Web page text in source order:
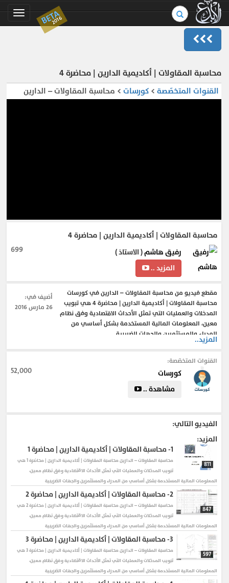
BETA
2016
بحث
في
الموسوعة..
محاسبة المقاولات | أكاديمية الدارين | محاضرة 4
القنوات المتخصّصة > كورسات > محاسبة المقاولات – الدارين
محاسبة المقاولات | أكاديمية الدارين | محاضرة 4
699 رفيق هاشم( الاستاذ )
المزيد ..
أضيف في:
26 مارس 2016
مقطع فيديو من محاسبة المقاولات – الدارين في كورسات
محاسبة المقاولات | أكاديمية الدارين | محاضرة 4 هي تبويب
المدخلات والعمليات التي تمثل الأحداث الاقتصادية وفق نظام
معين، المعلومات المالية المستخدمة بشكل أساسي من
المدراء والمستثمرين والجهات الضريبية
تعرف على محاسبة المقاولات وقوانينها ومبادئها .
#محاسبة_المقاولات #شرح_محاسبة_المقاولات
#قيود_محاسبة_المقاولات
#محاسبة_مقاولات
المزيد..
القنوات المتخصّصة:
52,000
كورسات
مشاهدة ..
الفيديو التالي:
المزيد:
811
1- محاسبة المقاولات | أكاديمية الدارين | محاضرة 1
محاسبة المقاولات – الدارين
محاسبة المقاولات | أكاديمية الدارين | محاضرة 1 هي
تبويب المدخلات والعمليات التي تمثل الأحداث الاقتصادية وفق نظام معين،
المعلومات المالية المستخدمة بشكل أساسي من المدراء والمستثمرين والجهات الضريبية
847
2- محاسبة المقاولات | أكاديمية الدارين | محاضرة 2
محاسبة المقاولات – الدارين
محاسبة المقاولات | أكاديمية الدارين | محاضرة 2 هي
تبويب المدخلات والعمليات التي تمثل الأحداث الاقتصادية وفق نظام معين،
المعلومات المالية المستخدمة بشكل أساسي من المدراء والمستثمرين والجهات الضريبية
597
3- محاسبة المقاولات | أكاديمية الدارين | محاضرة 3
محاسبة المقاولات – الدارين
محاسبة المقاولات | أكاديمية الدارين | محاضرة 3 هي
تبويب المدخلات والعمليات التي تمثل الأحداث الاقتصادية وفق نظام معين،
المعلومات المالية المستخدمة بشكل أساسي من المدراء والمستثمرين والجهات الضريبية